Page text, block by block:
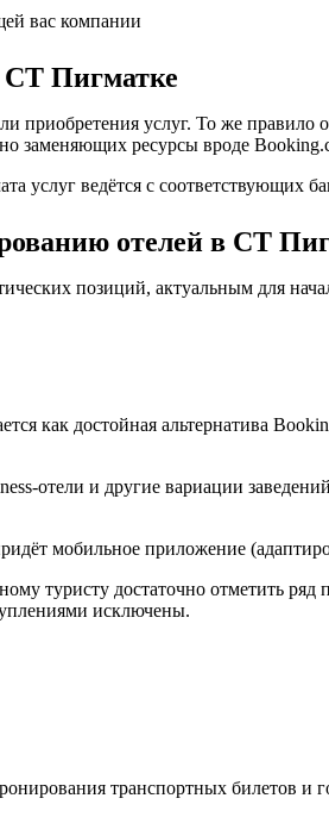
вас компании
СТ Пигматке
приобретения услуг. То же
заменяющих ресурсы вроде
ведётся с соответствующих
отелей в СТ
позиций, актуальным для
как достойная альтернатива
отели и другие вариации
мобильное приложение
туристу достаточно отметить ряд
исключены.
транспортных билетов и